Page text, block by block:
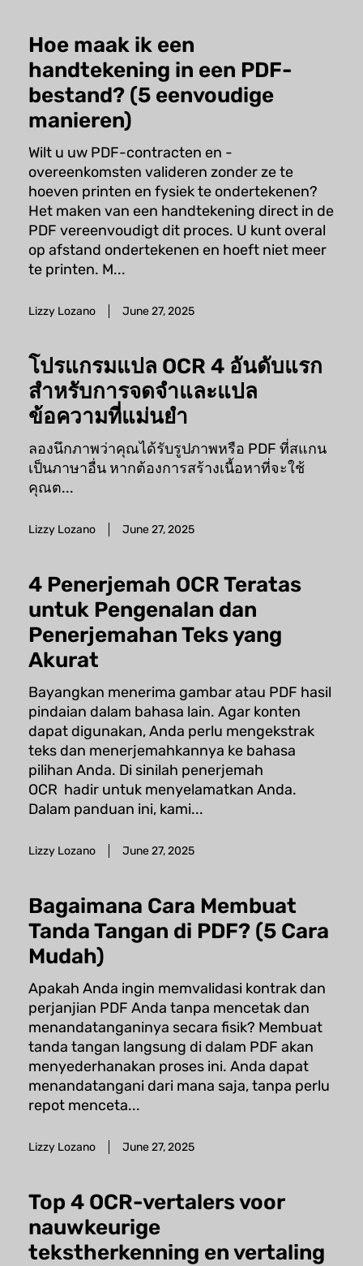
Hoe maak ik een
handtekening in een PDF-
bestand? (5 eenvoudige
manieren)
Wilt u uw PDF-contracten en -
overeenkomsten valideren zonder ze te
hoeven printen en fysiek te ondertekenen?
Het maken van een handtekening direct in de
PDF vereenvoudigt dit proces. U kunt overal
op afstand ondertekenen en hoeft niet meer
te printen. M...
Lizzy Lozano June 27, 2025
โปรแกรมแปล OCR 4 อันดับแรก
สำหรับการจดจำและแปล
ข้อความที่แม่นยำ
ลองนึกภาพว่าคุณได้รับรูปภาพหรือ PDF ที่สแกน
เป็นภาษาอื่น หากต้องการสร้างเนื้อหาที่จะใช้
คุณต...
Lizzy Lozano June 27, 2025
4 Penerjemah OCR Teratas
untuk Pengenalan dan
Penerjemahan Teks yang
Akurat
Bayangkan menerima gambar atau PDF hasil
pindaian dalam bahasa lain. Agar konten
dapat digunakan, Anda perlu mengekstrak
teks dan menerjemahkannya ke bahasa
pilihan Anda. Di sinilah penerjemah
OCR hadir untuk menyelamatkan Anda.
Dalam panduan ini, kami...
Lizzy Lozano June 27, 2025
Bagaimana Cara Membuat
Tanda Tangan di PDF? (5 Cara
Mudah)
Apakah Anda ingin memvalidasi kontrak dan
perjanjian PDF Anda tanpa mencetak dan
menandatanganinya secara fisik? Membuat
tanda tangan langsung di dalam PDF akan
menyederhanakan proses ini. Anda dapat
menandatangani dari mana saja, tanpa perlu
repot menceta...
Lizzy Lozano June 27, 2025
Top 4 OCR-vertalers voor
nauwkeurige
tekstherkenning en vertaling